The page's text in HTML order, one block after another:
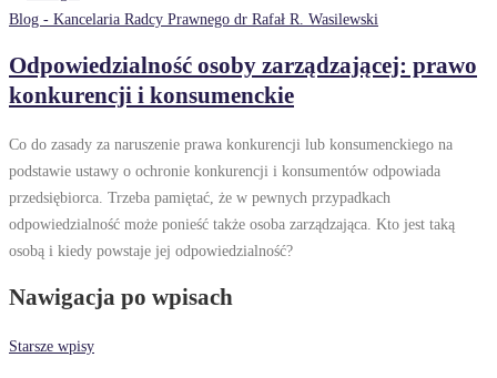
Blog - Kancelaria Radcy Prawnego dr Rafał R. Wasilewski
Odpowiedzialność osoby zarządzającej: prawo
konkurencji i konsumenckie
Co do zasady za naruszenie prawa konkurencji lub konsumenckiego na
podstawie ustawy o ochronie konkurencji i konsumentów odpowiada
przedsiębiorca. Trzeba pamiętać, że w pewnych przypadkach
odpowiedzialność może ponieść także osoba zarządzająca. Kto jest taką
osobą i kiedy powstaje jej odpowiedzialność?
Nawigacja po wpisach
Starsze wpisy